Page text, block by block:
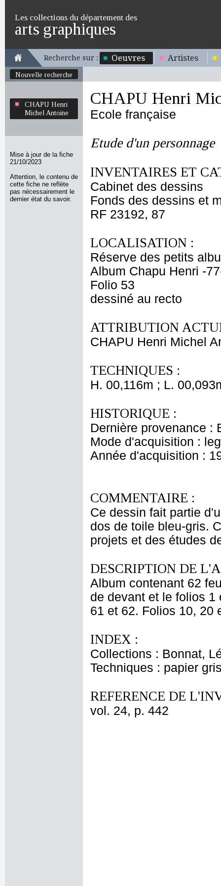
Les collections du département des
arts graphiques
Recherche sur : Oeuvres Artistes
Nouvelle recherche
CHAPU Henri
Michel Antoine
Mise à jour de la fiche
21/10/2023
Attention, le contenu de
cette fiche ne reflète
pas nécessairement le
dernier état du savoir.
CHAPU Henri
Ecole française
Etude d'un personnage
INVENTAIRES ET
Cabinet des dessins
Fonds des dessins et
RF 23192, 87
LOCALISATION :
Réserve des petits
Album Chapu Henri -
Folio 53
dessiné au recto
ATTRIBUTION
CHAPU Henri Michel
TECHNIQUES :
H. 00,116m ; L.
HISTORIQUE :
Dernière provenance :
Mode d'acquisition :
Année d'acquisition :
COMMENTAIRE :
Ce dessin fait partie
dos de toile bleu-gris.
projets et des études
DESCRIPTION DE
Album contenant 62
de devant et le folios 1
61 et 62. Folios 10, 20
INDEX :
Collections : Bonnat,
Techniques : papier
REFERENCE DE
vol. 24, p. 442